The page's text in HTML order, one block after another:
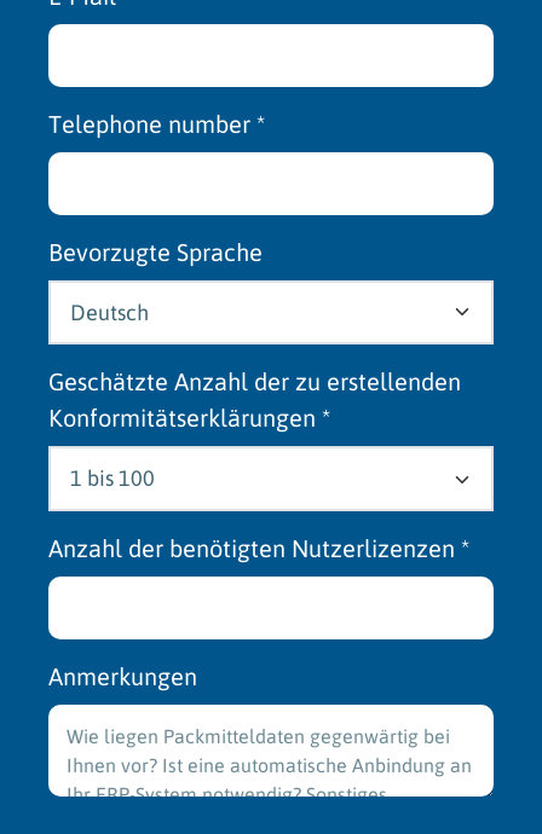
Telephone number *
Bevorzugte Sprache
Geschätzte Anzahl der zu erstellenden
Konformitätserklärungen *
Anzahl der benötigten Nutzerlizenzen *
Anmerkungen